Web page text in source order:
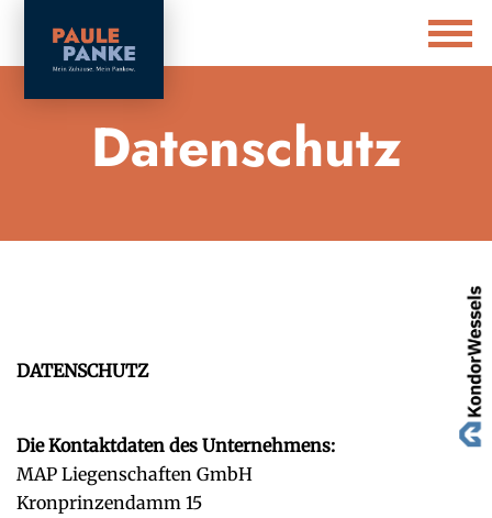
Datenschutz
DATENSCHUTZ
Die Kontaktdaten des Unternehmens:
MAP Liegenschaften GmbH
Kronprinzendamm 15